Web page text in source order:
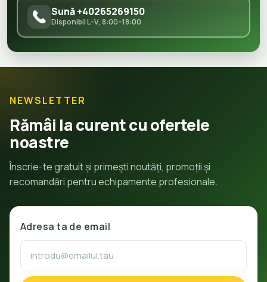
Sună +40265269150
Disponibil L–V, 8:00–18:00
NEWSLETTER
Rămâi la curent cu ofertele
noastre
Înscrie-te gratuit și primești noutăți, promoții și
recomandări pentru echipamente profesionale.
Adresa ta de email